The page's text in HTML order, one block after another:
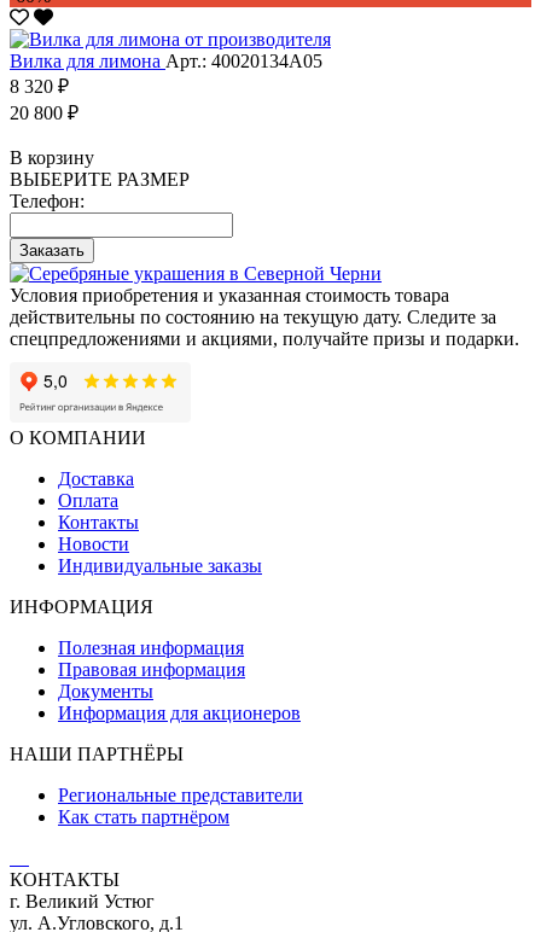
Вилка для лимона Арт.: 40020134А05
8 320 ₽
20 800 ₽
В корзину
ВЫБЕРИТЕ РАЗМЕР
Телефон:
Заказать
Условия приобретения и указанная стоимость товара
действительны по состоянию на текущую дату. Следите за
спецпредложениями и акциями, получайте призы и подарки.
О КОМПАНИИ
Доставка
Оплата
Контакты
Новости
Индивидуальные заказы
ИНФОРМАЦИЯ
Полезная информация
Правовая информация
Документы
Информация для акционеров
НАШИ ПАРТНЁРЫ
Региональные представители
Как стать партнёром
КОНТАКТЫ
г. Великий Устюг
ул. А.Угловского, д.1